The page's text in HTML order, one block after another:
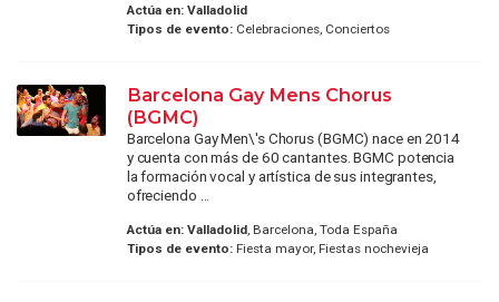
Actúa en: Valladolid
Tipos de evento:Celebraciones, Conciertos
Barcelona Gay Mens Chorus
(BGMC)
Barcelona Gay Men\'s Chorus (BGMC) nace en 2014
y cuenta con más de 60 cantantes. BGMC potencia
la formación vocal y artística de sus integrantes,
ofreciendo ...
Actúa en: Valladolid, Barcelona, Toda España
Tipos de evento:Fiesta mayor, Fiestas nochevieja